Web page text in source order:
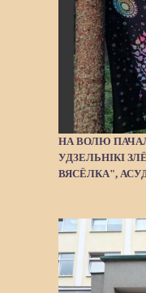
НА ВОЛЮ
УДЗЕЛЬНІКІ
ВЯСЁЛКА",